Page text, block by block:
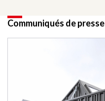
Communiqués de presse